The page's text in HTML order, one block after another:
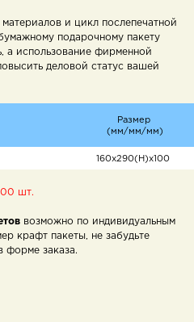
и цикл послепечатной
подарочному пакету
а использование фирменной
деловой статус вашей
Размер
(мм/мм/мм)
160х290(Н)х100
шт.
возможно по индивидуальным
крафт пакеты, не забудьте
форме заказа.